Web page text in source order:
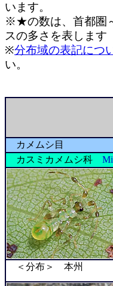
います。
※★の数は、首都圏
スの多さを表します
※分布域の表記につ
い。
カメムシ目
カスミカメムシ科
＜分布＞ 本州